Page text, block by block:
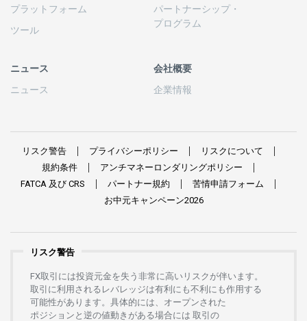
プラットフォーム
ツール
パートナーシップ・
プログラム
ニュース
ニュース
会社概要
企業情報
リスク警告 プライバシーポリシー
リスクについて
規約条件
アンチマネーロンダリングポリシー
FATCA 及び CRS パートナー規約 苦情申請フォーム
お中元キャンペーン2026
リスク警告
FX取引には投資元金を失う 非常に高い リスクが伴います。
取引に利用さ れる レバレッジは有利にも不利にも作用する
可能性があります。 具体的には、 オープンさ れた
ポジションと 逆の値動きがある場合には 取引の